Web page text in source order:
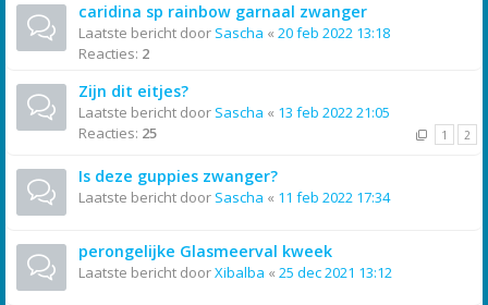
caridina sp rainbow garnaal zwanger
Laatste bericht door Sascha « 20 feb 2022 13:18
Reacties: 2
Zijn dit eitjes?
Laatste bericht door Sascha « 13 feb 2022 21:05
Reacties: 25 1 2
Is deze guppies zwanger?
Laatste bericht door Sascha « 11 feb 2022 17:34
perongelijke Glasmeerval kweek
Laatste bericht doorXibalba « 25 dec 2021 13:12